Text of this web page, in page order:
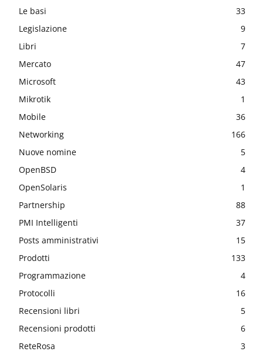
Le basi
33
Legislazione
9
Libri
7
Mercato
47
Microsoft
43
Mikrotik
1
Mobile
36
Networking
166
Nuove nomine
5
OpenBSD
4
OpenSolaris
1
Partnership
88
PMI Intelligenti
37
Posts amministrativi
15
Prodotti
133
Programmazione
4
Protocolli
16
Recensioni libri
5
Recensioni prodotti
6
ReteRosa
3